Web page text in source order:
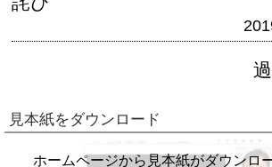
見本紙をダウンロード
ホームページから見本紙がダウンロ